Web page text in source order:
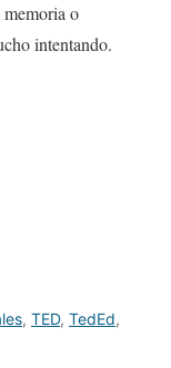
memoria o
intentando.
, TED, TedEd,